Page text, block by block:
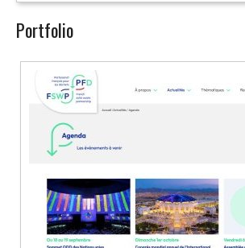
Portfolio